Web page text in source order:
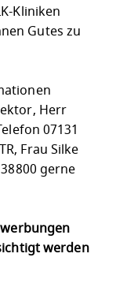
Kliniken
Gutes zu
Herr
07131
Frau Silke
gerne
werden